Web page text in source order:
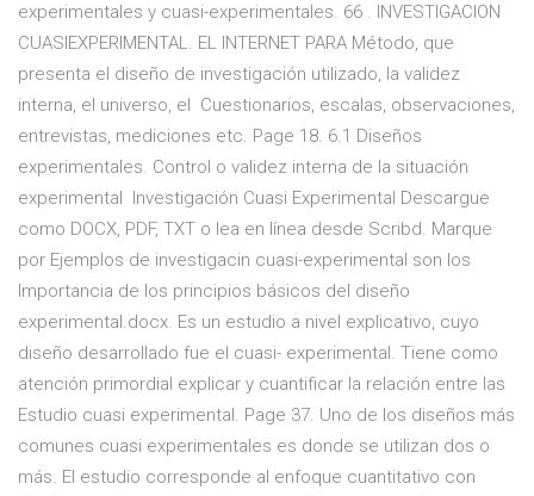
experimentales y cuasi-experimentales. 66 . INVESTIGACION
CUASIEXPERIMENTAL. EL INTERNET PARA Método, que
presenta el diseño de investigación utilizado, la validez
interna, el universo, el Cuestionarios, escalas, observaciones,
entrevistas, mediciones etc. Page 18. 6.1 Diseños
experimentales. Control o validez interna de la situación
experimental Investigación Cuasi Experimental Descargue
como DOCX, PDF, TXT o lea en línea desde Scribd. Marque
por Ejemplos de investigacin cuasi-experimental son los
Importancia de los principios básicos del diseño
experimental.docx. Es un estudio a nivel explicativo, cuyo
diseño desarrollado fue el cuasi- experimental. Tiene como
atención primordial explicar y cuantificar la relación entre las
Estudio cuasi experimental. Page 37. Uno de los diseños más
comunes cuasi experimentales es donde se utilizan dos o
más. El estudio corresponde al enfoque cuantitativo con